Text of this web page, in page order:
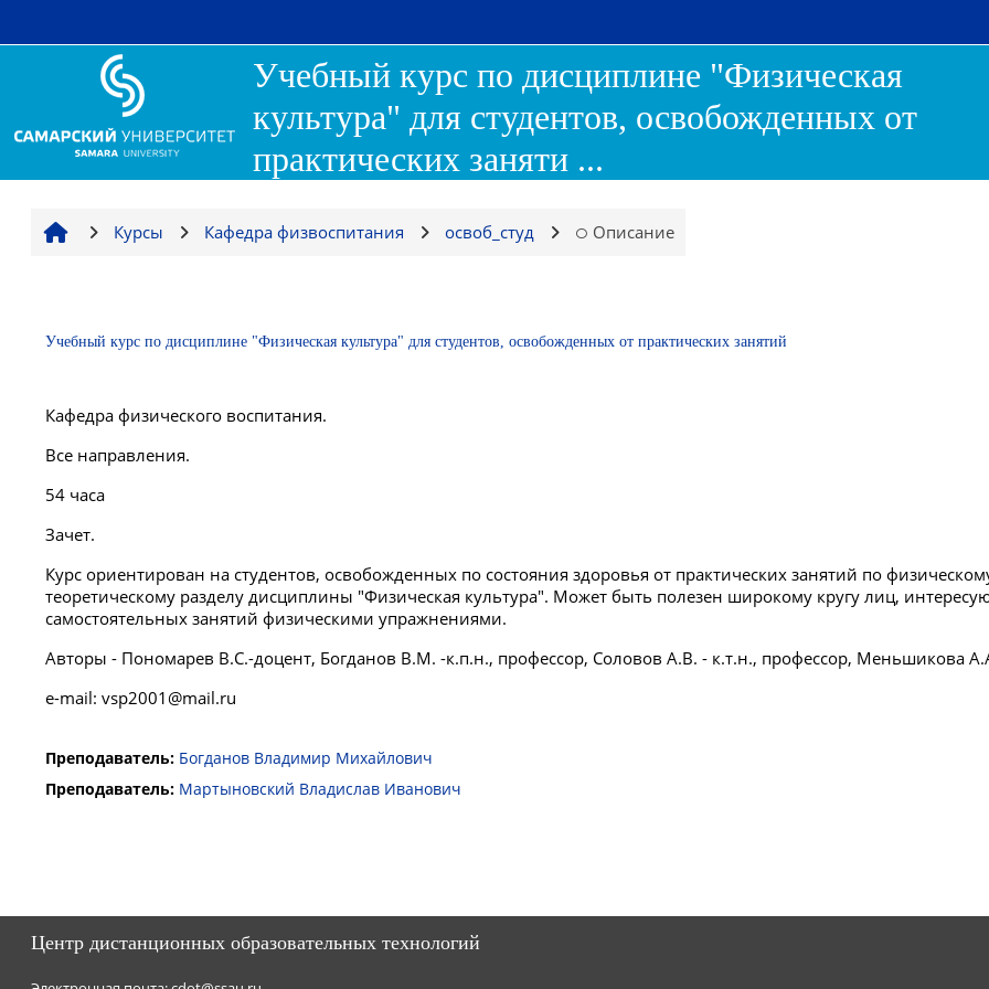
Учебный курс по дисциплине "Физическая
культура" для студентов, освобожденных от
практических заняти ...
Курсы Кафедра физвоспитания освоб_студ Описание
Учебный курс по дисциплине "Физическая культура" для студентов, освобожденных от практических занятий
Кафедра физического воспитания.
Все направления.
54 часа
Зачет.
Курс ориентирован на студентов, освобожденных по состояния здоровья от практических занятий по
теоретическому разделу дисциплины "Физическая культура". Может быть полезен широкому кругу лиц,
самостоятельных занятий физическими упражнениями.
Авторы - Пономарев В.С.-доцент, Богданов В.М. -к.п.н., профессор, Соловов А.В. - к.т.н., профессор, Меньшикова
e-mail: vsp2001@mail.ru
Преподаватель: Богданов Владимир Михайлович
Преподаватель: Мартыновский Владислав Иванович
Центр дистанционных образовательных технологий